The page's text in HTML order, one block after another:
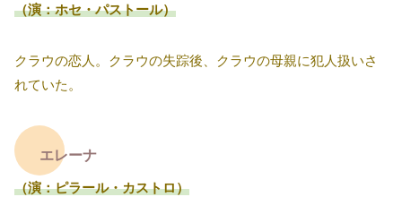
（演：ホセ・パストール）
クラウの恋人。クラウの失踪後、クラウの母親に犯人扱いさ
れていた。
エレーナ
（演：ピラール・カストロ）